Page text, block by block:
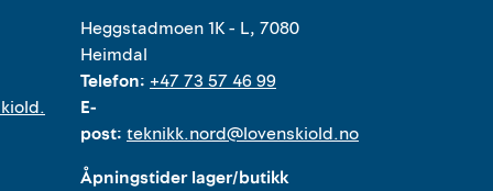
Heggstadmoen 1K - L, 7080
Heimdal
Telefon: +47 73 57 46 99
E-
post: teknikk.nord@lovenskiold.no
Åpningstider lager/butikk